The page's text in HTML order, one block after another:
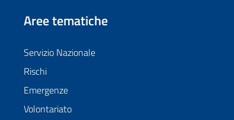
Aree tematiche
Servizio Nazionale
Rischi
Emergenze
Volontariato